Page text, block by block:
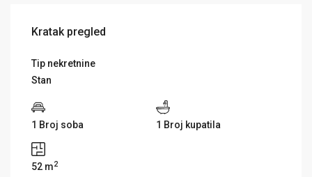
Kratak pregled
Tip nekretnine
Stan
1 Broj soba 1 Broj kupatila
52 m2